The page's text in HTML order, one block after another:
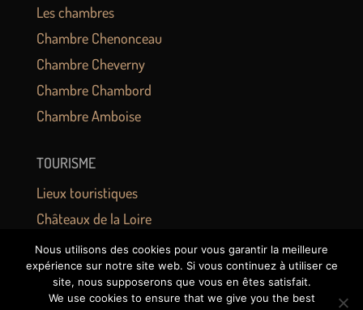
Les chambres
Chambre Chenonceau
Chambre Cheverny
Chambre Chambord
Chambre Amboise
TOURISME
Lieux touristiques
Châteaux de la Loire
Zoo de Beauval
Activités
Gastronomie
Nous utilisons des cookies pour vous garantir la meilleure
expérience sur notre site web. Si vous continuez à utiliser ce
site, nous supposerons que vous en êtes satisfait.
We use cookies to ensure that we give you the best